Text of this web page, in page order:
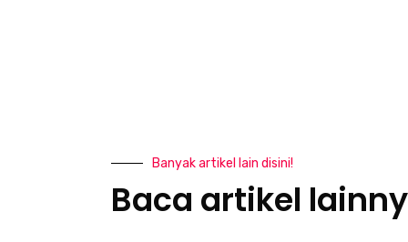
Banyak artikel lain disini!
Baca artikel